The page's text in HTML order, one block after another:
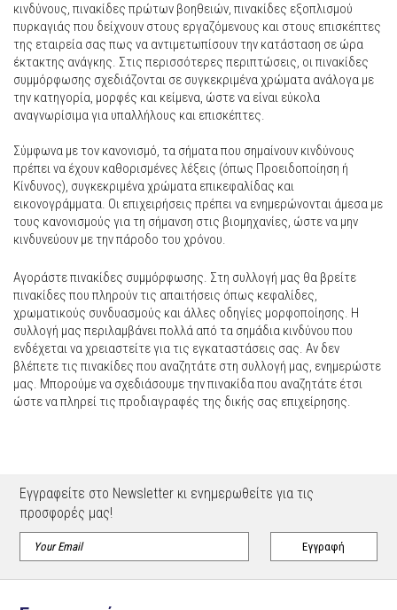
κινδύνους, πινακίδες πρώτων βοηθειών, πινακίδες εξοπλισμού
πυρκαγιάς που δείχνουν στους εργαζόμενους και στους επισκέπτες
της εταιρεία σας πως να αντιμετωπίσουν την κατάσταση σε ώρα
έκτακτης ανάγκης. Στις περισσότερες περιπτώσεις, οι πινακίδες
συμμόρφωσης σχεδιάζονται σε συγκεκριμένα χρώματα ανάλογα με
την κατηγορία, μορφές και κείμενα, ώστε να είναι εύκολα
αναγνωρίσιμα για υπαλλήλους και επισκέπτες.
Σύμφωνα με τον κανονισμό, τα σήματα που σημαίνουν κινδύνους
πρέπει να έχουν καθορισμένες λέξεις (όπως Προειδοποίηση ή
Κίνδυνος), συγκεκριμένα χρώματα επικεφαλίδας και
εικονογράμματα. Οι επιχειρήσεις πρέπει να ενημερώνονται άμεσα με
τους κανονισμούς για τη σήμανση στις βιομηχανίες, ώστε να μην
κινδυνεύουν με την πάροδο του χρόνου.
Αγοράστε πινακίδες συμμόρφωσης. Στη συλλογή μας θα βρείτε
πινακίδες που πληρούν τις απαιτήσεις όπως κεφαλίδες,
χρωματικούς συνδυασμούς και άλλες οδηγίες μορφοποίησης. Η
συλλογή μας περιλαμβάνει πολλά από τα σημάδια κινδύνου που
ενδέχεται να χρειαστείτε για τις εγκαταστάσεις σας. Αν δεν
βλέπετε τις πινακίδες που αναζητάτε στη συλλογή μας, ενημερώστε
μας. Μπορούμε να σχεδιάσουμε την πινακίδα που αναζητάτε έτσι
ώστε να πληρεί τις προδιαγραφές της δικής σας επιχείρησης.
Εγγραφείτε στο Newsletter κι ενημερωθείτε για τις
προσφορές μας!